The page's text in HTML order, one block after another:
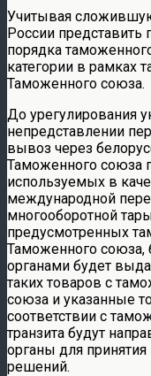
Учитывая
России
порядка
категории в рамках
Таможенного союза.
До урегулирования
непредставлении
вывоз через
Таможенного союза
используемых в
международной
многооборотной
предусмотренных
Таможенного
органами будет
таких товаров с
союза и указанные
соответствии с
транзита будут
органы для
решений.